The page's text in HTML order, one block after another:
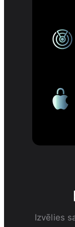
Izvēlies